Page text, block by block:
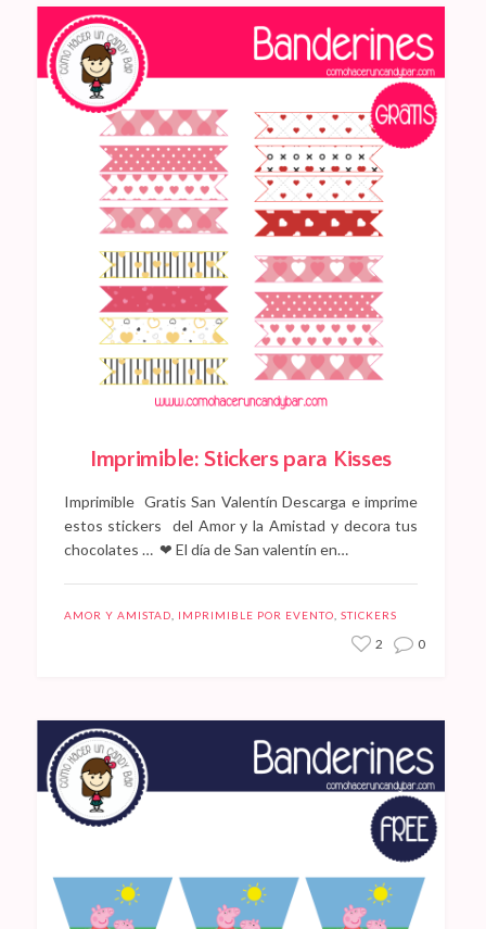
Imprimible: Stickers para Kisses
Imprimible Gratis San Valentín Descarga e imprime
estos stickers del Amor y la Amistad y decora tus
chocolates … ❤ El día de San valentín en…
AMOR Y AMISTAD IMPRIMIBLE POR EVENTO STICKERS
2 0